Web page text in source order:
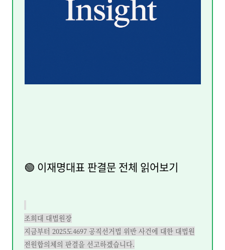
🟢 이재명대표 판결문 전체 읽어보기
조희대 대법원장
지금부터 2025도4697 공직선거법 위반 사건에 대한 대법원
전원합의체의 판결을 선고하겠습니다.